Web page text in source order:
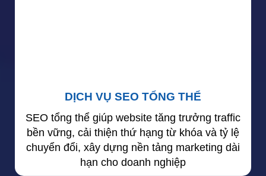
DỊCH VỤ SEO TỔNG THỂ
SEO tổng thể giúp website tăng trưởng traffic
bền vững, cải thiện thứ hạng từ khóa và tỷ lệ
chuyển đổi, xây dựng nền tảng marketing dài
hạn cho doanh nghiệp